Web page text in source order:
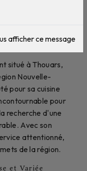
afficher ce message
situé à Thouars,
Nouvelle-
pour sa cuisine
pour
recherche d'une
Avec son
attentionné,
de la région.
et Variée